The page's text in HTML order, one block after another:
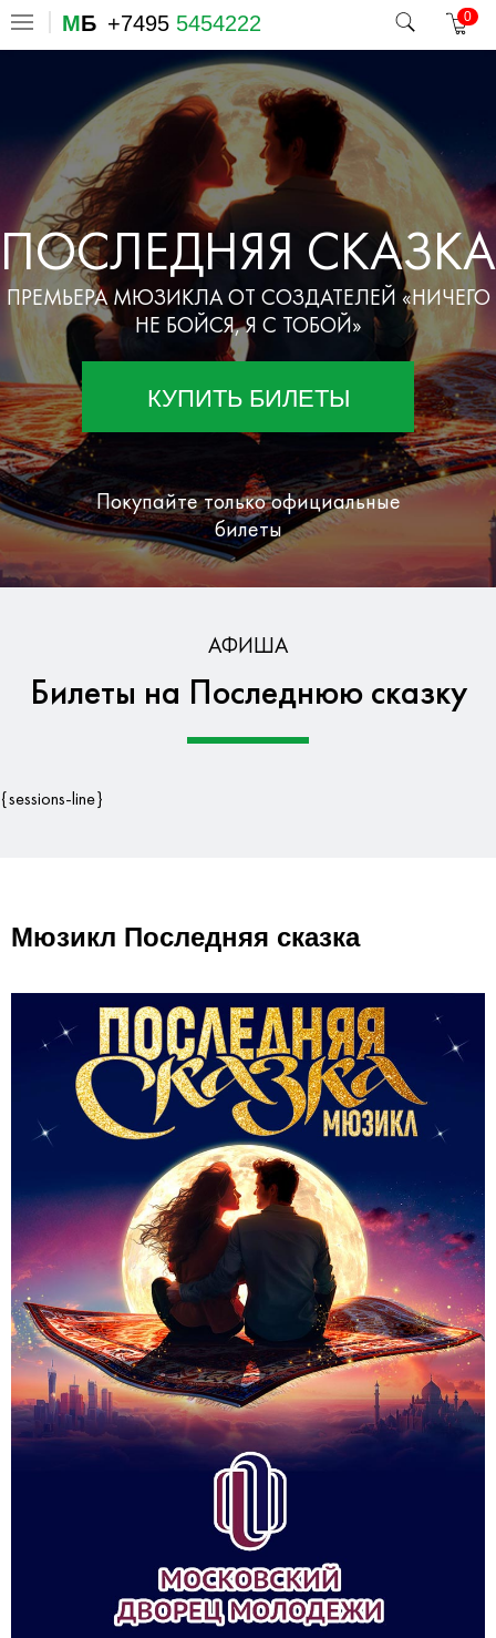
МБ +7495 5454222 0
ПОСЛЕДНЯЯ СКАЗКА
ПРЕМЬЕРА МЮЗИКЛА ОТ СОЗДАТЕЛЕЙ «НИЧЕГО
НЕ БОЙСЯ, Я С ТОБОЙ»
КУПИТЬ БИЛЕТЫ
Покупайте только официальные
билеты
Гарантия безопасности данных
АФИША
Билеты на Последнюю сказку
{sessions-line}
Мюзикл Последняя сказка